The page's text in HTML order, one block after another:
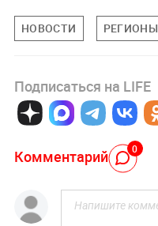
НОВОСТИ РЕГИОНЫ
Подписаться на LIFE
Комментарий 0